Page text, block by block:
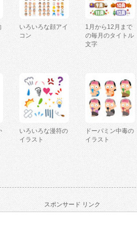
いろいろな顔アイ
コン
1月から12月まで
の毎月のタイトル
文字
いろいろな漫符の
イラスト
ドーパミン中毒の
イラスト
スポンサード リンク